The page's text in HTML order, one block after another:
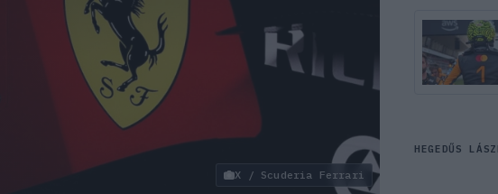
X / Scuderia Ferrari
HEGEDŰS